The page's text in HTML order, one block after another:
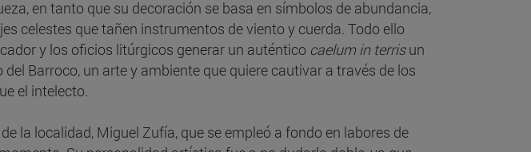
en tanto que su decoración se basa en símbolos de abundancia,
celestes que tañen instrumentos de viento y cuerda. Todo ello
y los oficios litúrgicos generar un auténtico caelum in terrisun
Barroco, un arte y ambiente que quiere cautivar a través de los
el intelecto.
la localidad, Miguel Zufía, que se empleó a fondo en labores de